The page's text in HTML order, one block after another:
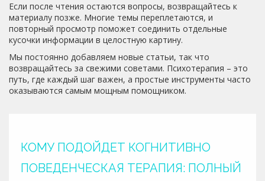
Если после чтения остаются вопросы, возвращайтесь к
материалу позже. Многие темы переплетаются, и
повторный просмотр поможет соединить отдельные
кусочки информации в целостную картину.
Мы постоянно добавляем новые статьи, так что
возвращайтесь за свежими советами. Психотерапия – это
путь, где каждый шаг важен, а простые инструменты часто
оказываются самым мощным помощником.
КОМУ ПОДОЙДЕТ КОГНИТИВНО
ПОВЕДЕНЧЕСКАЯ ТЕРАПИЯ: ПОЛНЫЙ